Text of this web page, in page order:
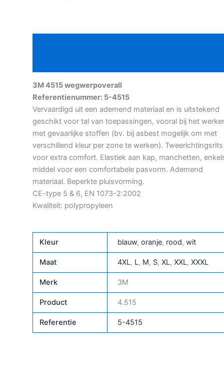
3M 4515 wegwerpoverall
Referentienummer: 5-4515
Vervaardigd uit een ademend materiaal en is uitstekend
geschikt voor tal van toepassingen, vooral bij het
met gevaarlijke stoffen (bv. bij asbest mogelijk om met
verschillend kleur per zone te werken). Tweerichtingsrits
voor extra comfort. Elastiek aan kap, manchetten,
middel voor een comfortabele pasvorm. Ademend
materiaal. Beperkte pluisvorming.
CE-type 5 & 6, EN 1073-2:2002
Kwaliteit: polypropyleen
Kleur blauw, oranje, rood, wit
Maat 4XL, L, M, S, XL, XXL, XXXL
Merk 3M
Product 4.515
Referentie 5-4515